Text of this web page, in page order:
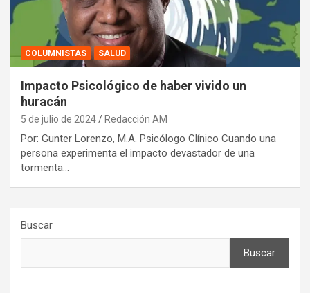
COLUMNISTAS SALUD
Impacto Psicológico de haber vivido un
huracán
5 de julio de 2024 Redacción AM
Por: Gunter Lorenzo, M.A. Psicólogo Clínico Cuando una
persona experimenta el impacto devastador de una
tormenta…
Buscar
Buscar